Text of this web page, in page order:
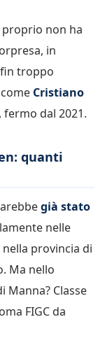
proprio non ha
in
troppo
Cristiano
fermo dal 2021.
quanti
già stato
nelle
provincia di
Ma nello
Manna? Classe
FIGC da